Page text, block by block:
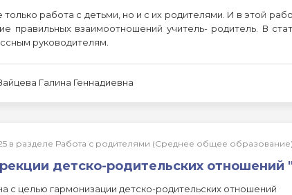
только работа с детьми, но и с их родителями. И в этой
правильных взаимоотношений учитель- родитель. В
руководителям.
Галина Геннадиевна
в разделе Работа с родителями (Среднее общее образование)
детско-родительских
с целью гармонизации детско-родительских отношений